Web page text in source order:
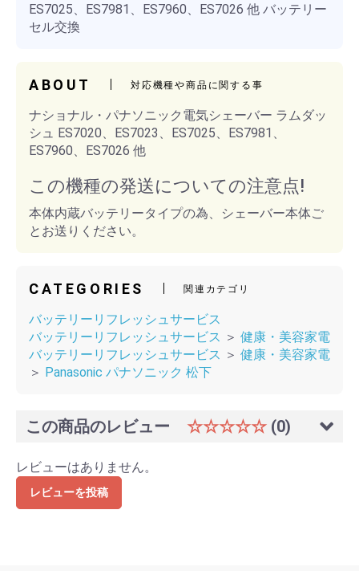
ES7025、ES7981、ES7960、ES7026 他 バッテリー
セル交換
ABOUT 対応機種や商品に関する事
ナショナル・パナソニック電気シェーバー ラムダッ
シュ ES7020、ES7023、ES7025、ES7981、
ES7960、ES7026 他
この機種の発送についての注意点!
本体内蔵バッテリータイプの為、シェーバー本体ご
とお送りください。
CATEGORIES 関連カテゴリ
バッテリーリフレッシュサービス
バッテリーリフレッシュサービス ＞ 健康・美容家電
バッテリーリフレッシュサービス ＞ 健康・美容家電
＞ Panasonic パナソニック 松下
この商品のレビュー ☆☆☆☆☆ (0)
レビューはありません。
レビューを投稿